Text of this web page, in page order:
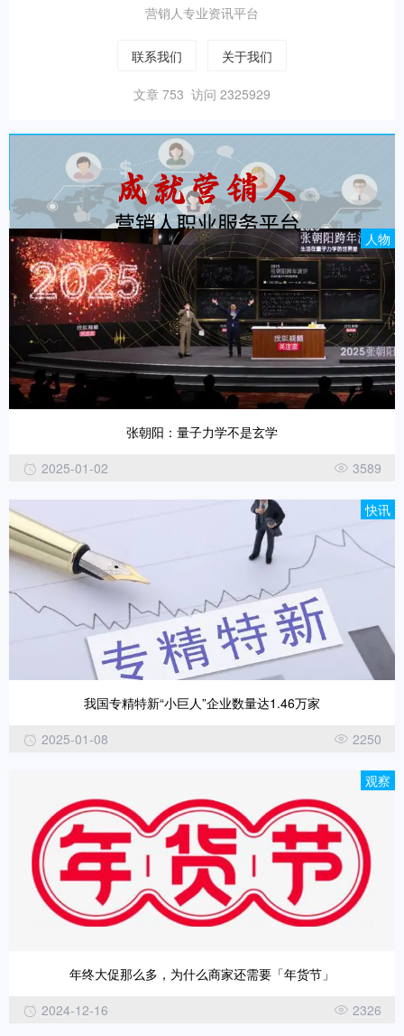
营销人专业资讯平台
联系我们 关于我们
文章 753 访问 2325929
人物
张朝阳：量子力学不是玄学
2025-01-02
3589
快讯
我国专精特新“小巨人”企业数量达1.46万家
2025-01-08
2250
观察
年终大促那么多，为什么商家还需要「年货节」
2024-12-16
2326